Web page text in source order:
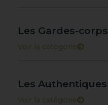
Les Gardes-corps
Voir la catégorie
Les Authentiques
Voir la catégorie